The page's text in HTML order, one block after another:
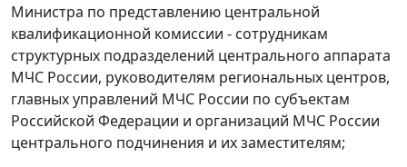
Министра по представлению центральной
квалификационной комиссии - сотрудникам
структурных подразделений центрального аппарата
МЧС России, руководителям региональных центров,
главных управлений МЧС России по субъектам
Российской Федерации и организаций МЧС России
центрального подчинения и их заместителям;